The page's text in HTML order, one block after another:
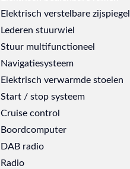
Elektrisch verstelbare zijspiegel
Lederen stuurwiel
Stuur multifunctioneel
Navigatiesysteem
Elektrisch verwarmde stoelen
Start / stop systeem
Cruise control
Boordcomputer
DAB radio
Radio